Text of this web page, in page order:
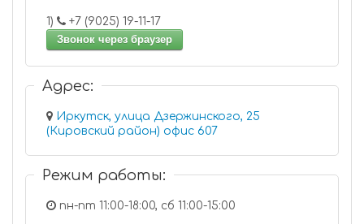
1)
+7 (9025) 19-11-17
Звонок через браузер
Адрес:
Иркутск, улица Дзержинского, 25
(Кировский район) офис 607
Режим работы:
пн-пт 11:00-18:00, сб 11:00-15:00